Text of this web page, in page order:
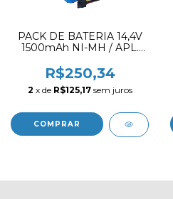
PACK DE BATERIA 14,4V
1500mAh NI-MH / APL.
MEDIA SMART
R$250,34
2 x de R$125,17 sem juros